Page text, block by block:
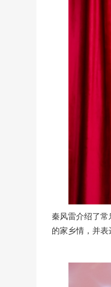
秦风雷介绍了常
的家乡情，并表